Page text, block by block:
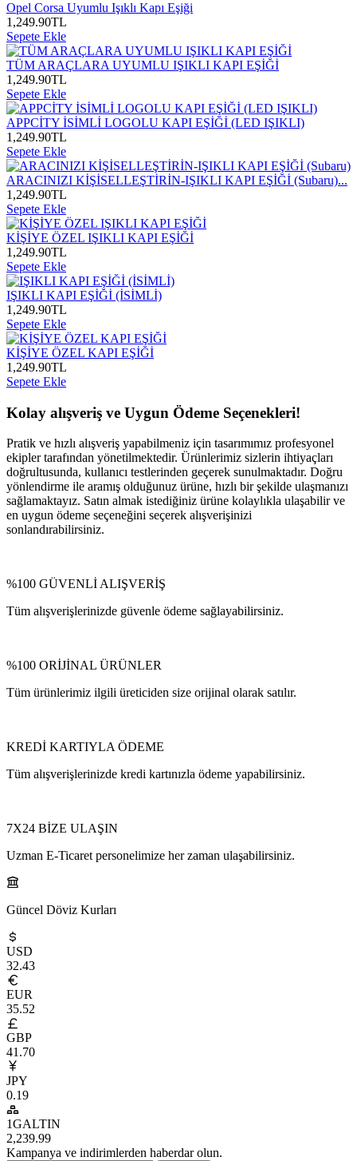
Opel Corsa Uyumlu Işıklı Kapı Eşiği
1,249.90TL
Sepete Ekle
TÜM ARAÇLARA UYUMLU IŞIKLI KAPI EŞİĞİ
1,249.90TL
Sepete Ekle
APPCİTY İSİMLİ LOGOLU KAPI EŞİĞİ (LED IŞIKLI)
1,249.90TL
Sepete Ekle
ARACINIZI KİŞİSELLEŞTİRİN-IŞIKLI KAPI EŞİĞİ (Subaru)...
1,249.90TL
Sepete Ekle
KİŞİYE ÖZEL IŞIKLI KAPI EŞİĞİ
1,249.90TL
Sepete Ekle
IŞIKLI KAPI EŞİĞİ (İSİMLİ)
1,249.90TL
Sepete Ekle
KİŞİYE ÖZEL KAPI EŞİĞİ
1,249.90TL
Sepete Ekle
Kolay alışveriş ve Uygun Ödeme Seçenekleri!
Pratik ve hızlı alışveriş yapabilmeniz için tasarımımız profesyonel
ekipler tarafından yönetilmektedir. Ürünlerimiz sizlerin ihtiyaçları
doğrultusunda, kullanıcı testlerinden geçerek sunulmaktadır. Doğru
yönlendirme ile aramış olduğunuz ürüne, hızlı bir şekilde ulaşmanızı
sağlamaktayız. Satın almak istediğiniz ürüne kolaylıkla ulaşabilir ve
en uygun ödeme seçeneğini seçerek alışverişinizi
sonlandırabilirsiniz.
%100 GÜVENLİ ALIŞVERİŞ
Tüm alışverişlerinizde güvenle ödeme sağlayabilirsiniz.
%100 ORİJİNAL ÜRÜNLER
Tüm ürünlerimiz ilgili üreticiden size orijinal olarak satılır.
KREDİ KARTIYLA ÖDEME
Tüm alışverişlerinizde kredi kartınızla ödeme yapabilirsiniz.
7X24 BİZE ULAŞIN
Uzman E-Ticaret personelimize her zaman ulaşabilirsiniz.
Güncel Döviz Kurları
USD
32.43
EUR
35.52
GBP
41.70
JPY
0.19
1GALTIN
2,239.99
Kampanya ve indirimlerden haberdar olun.